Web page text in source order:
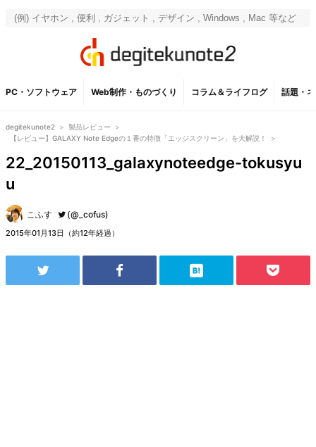
PC・ソフトウェア Web制作・ものづくり コラム＆ライフログ 話題・
degitekunote2 > 製品レビュー
>
【レビュー】GALAXY Note Edgeの１番の特徴「エッジスクリーン」を大解説！
>
22_20150113_galaxynoteedge-tokusyu
u
こふす (@_cofus)
2015年01月13日（約12年経過）